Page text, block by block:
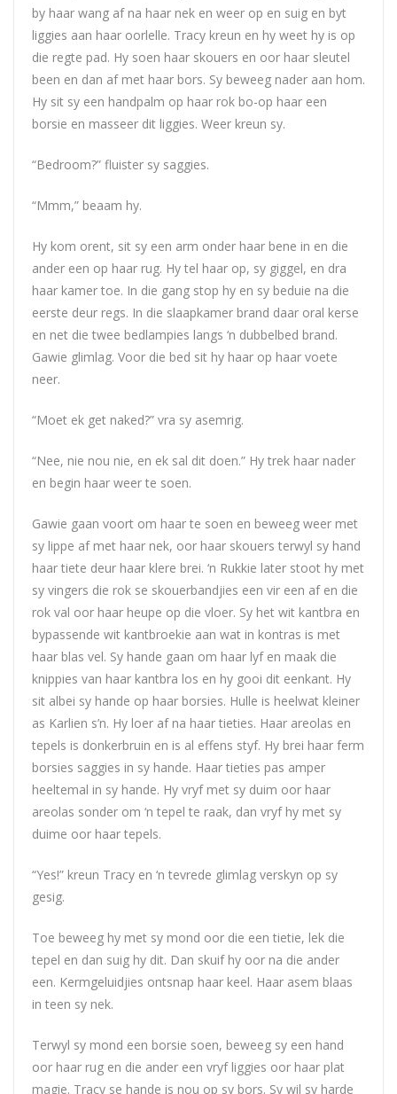
by haar wang af na haar nek en weer op en suig en byt
liggies aan haar oorlelle. Tracy kreun en hy weet hy is op
die regte pad. Hy soen haar skouers en oor haar sleutel
been en dan af met haar bors. Sy beweeg nader aan hom.
Hy sit sy een handpalm op haar rok bo-op haar een
borsie en masseer dit liggies. Weer kreun sy.
“Bedroom?” fluister sy saggies.
“Mmm,” beaam hy.
Hy kom orent, sit sy een arm onder haar bene in en die
ander een op haar rug. Hy tel haar op, sy giggel, en dra
haar kamer toe. In die gang stop hy en sy beduie na die
eerste deur regs. In die slaapkamer brand daar oral kerse
en net die twee bedlampies langs ‘n dubbelbed brand.
Gawie glimlag. Voor die bed sit hy haar op haar voete
neer.
“Moet ek get naked?” vra sy asemrig.
“Nee, nie nou nie, en ek sal dit doen.” Hy trek haar nader
en begin haar weer te soen.
Gawie gaan voort om haar te soen en beweeg weer met
sy lippe af met haar nek, oor haar skouers terwyl sy hand
haar tiete deur haar klere brei. ‘n Rukkie later stoot hy met
sy vingers die rok se skouerbandjies een vir een af en die
rok val oor haar heupe op die vloer. Sy het wit kantbra en
bypassende wit kantbroekie aan wat in kontras is met
haar blas vel. Sy hande gaan om haar lyf en maak die
knippies van haar kantbra los en hy gooi dit eenkant. Hy
sit albei sy hande op haar borsies. Hulle is heelwat kleiner
as Karlien s’n. Hy loer af na haar tieties. Haar areolas en
tepels is donkerbruin en is al effens styf. Hy brei haar ferm
borsies saggies in sy hande. Haar tieties pas amper
heeltemal in sy hande. Hy vryf met sy duim oor haar
areolas sonder om ‘n tepel te raak, dan vryf hy met sy
duime oor haar tepels.
“Yes!” kreun Tracy en ‘n tevrede glimlag verskyn op sy
gesig.
Toe beweeg hy met sy mond oor die een tietie, lek die
tepel en dan suig hy dit. Dan skuif hy oor na die ander
een. Kermgeluidjies ontsnap haar keel. Haar asem blaas
in teen sy nek.
Terwyl sy mond een borsie soen, beweeg sy een hand
oor haar rug en die ander een vryf liggies oor haar plat
magie. Tracy se hande is nou op sy bors. Sy wil sy harde